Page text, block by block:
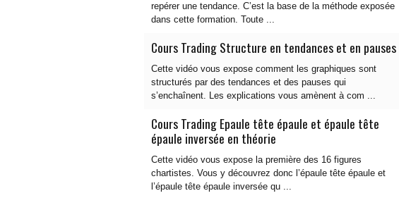
repérer une tendance. C’est la base de la méthode exposée
dans cette formation. Toute ...
Cours Trading Structure en tendances et en pauses
Cette vidéo vous expose comment les graphiques sont
structurés par des tendances et des pauses qui
s’enchaînent. Les explications vous amènent à com ...
Cours Trading Epaule tête épaule et épaule tête
épaule inversée en théorie
Cette vidéo vous expose la première des 16 figures
chartistes. Vous y découvrez donc l’épaule tête épaule et
l’épaule tête épaule inversée qu ...